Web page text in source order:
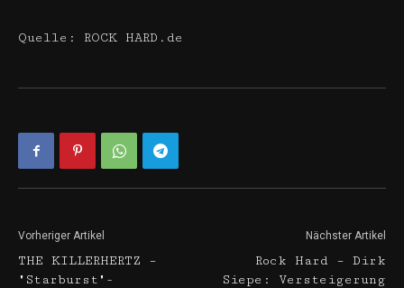
Quelle: ROCK HARD.de
Vorheriger Artikel
THE KILLERHERTZ –
"Starburst"-
Nächster Artikel
Rock Hard – Dirk
Siepe: Versteigerung